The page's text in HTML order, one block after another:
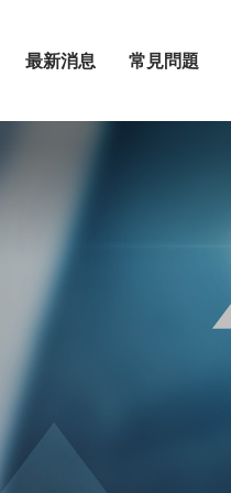
最新消息 常見問題